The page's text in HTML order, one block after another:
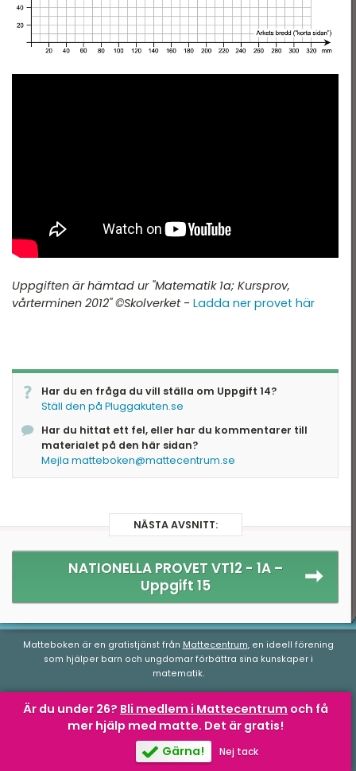
Uppgiften är hämtad ur "Matematik 1a; Kursprov,
vårterminen 2012" ©Skolverket- Ladda ner provet här
Har du en fråga du vill ställa om Uppgift 14?
Ställ den på Pluggakuten.se
Har du hittat ett fel, eller har du kommentarer till
materialet på den här sidan?
Mejla matteboken@mattecentrum.se
NÄSTA AVSNITT:
NATIONELLA PROVET VT12 - 1A –
Uppgift 15
Är du under 26? Bli medlem i Mattecentrum och få
mer hjälp med matte. Det är gratis!
Gärna!
Nej tack
Matteboken är en gratistjänst från Mattecentrum, en ideell förening
som hjälper barn och ungdomar förbättra sina kunskaper i
matematik.
Matteboken.se avMattecentrumär licensierad under en
Commons Attribution-NonCommercial-NoDerivatives 4.0
Internationell-licens.